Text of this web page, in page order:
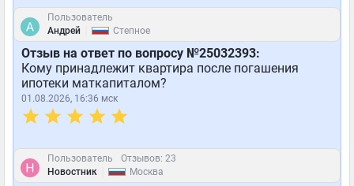
Пользователь
Андрей
Степное
Отзыв на ответ по вопросу №25032393:
Кому принадлежит квартира после погашения
ипотеки маткапиталом?
01.08.2026, 16:36 мск
Пользователь
Отзывов: 23
Новостник
Москва